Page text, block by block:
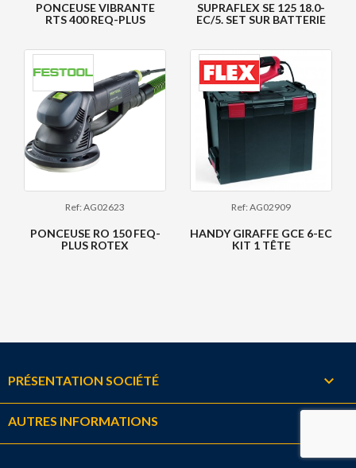
PONCEUSE VIBRANTE
RTS 400 REQ-PLUS
SUPRAFLEX SE 125 18.0-
EC/5. SET SUR BATTERIE
Ref: AG02623
PONCEUSE RO 150 FEQ-
PLUS ROTEX
Ref: AG02909
HANDY GIRAFFE GCE 6-EC
KIT 1 TÊTE
PRÉSENTATION SOCIÉTÉ 
AUTRES INFORMATIONS